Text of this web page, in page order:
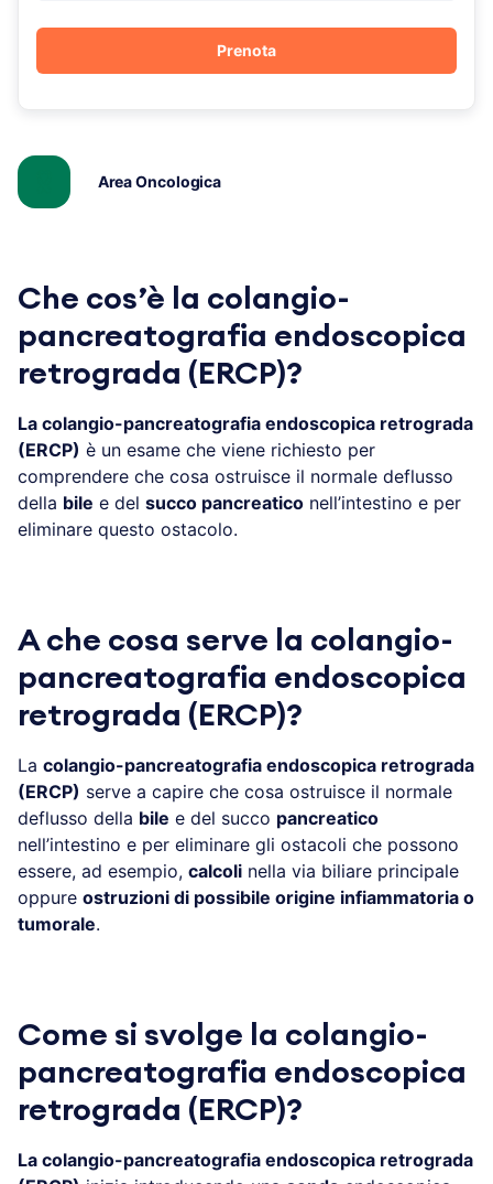
Che cos’è la colangio-
pancreatografia endoscopica
retrograda (ERCP)?
La colangio-pancreatografia endoscopica retrograda
(ERCP) è un esame che viene richiesto per
comprendere che cosa ostruisce il normale deflusso
della bile e del succo pancreatico nell’intestino e per
eliminare questo ostacolo.
A che cosa serve la colangio-
pancreatografia endoscopica
retrograda (ERCP)?
La colangio-pancreatografia endoscopica retrograda
(ERCP) serve a capire che cosa ostruisce il normale
deflusso della bile e del succo pancreatico
nell’intestino e per eliminare gli ostacoli che possono
essere, ad esempio, calcoli nella via biliare principale
oppure ostruzioni di possibile origine infiammatoria o
tumorale.
Come si svolge la colangio-
pancreatografia endoscopica
retrograda (ERCP)?
La colangio-pancreatografia endoscopica retrograda
Area Oncologica